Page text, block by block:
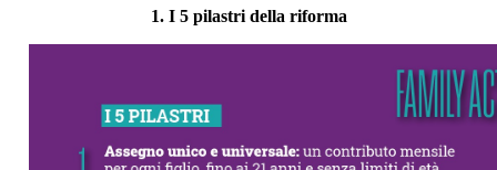
1. I 5 pilastri della riforma